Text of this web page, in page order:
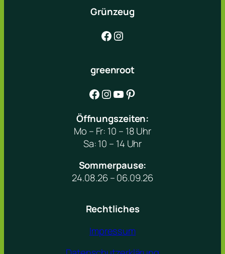
Grünzeug
Facebook Instagram
greenroot
Facebook Instagram YouTube Pinterest
Öffnungszeiten:
Mo – Fr: 10 – 18 Uhr
Sa: 10 – 14 Uhr
Sommerpause:
24.08.26 – 06.09.26
Rechtliches
Impressum